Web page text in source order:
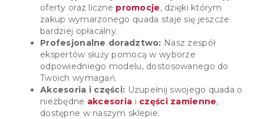
oferty oraz liczne promocje, dzięki którym
zakup wymarzonego quada staje się jeszcze
bardziej opłacalny.
Profesjonalne doradztwo: Nasz zespół
ekspertów służy pomocą w wyborze
odpowiedniego modelu, dostosowanego do
Twoich wymagań.
Akcesoria i części: Uzupełnij swojego quada o
niezbędne akcesoria i części zamienne,
dostępne w naszym sklepie.